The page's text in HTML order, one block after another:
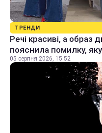
ТРЕНДИ
Речі красиві, а образ
пояснила помилку,
05 серпня 2026, 15:52